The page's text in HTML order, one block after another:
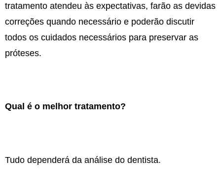
tratamento atendeu às expectativas, farão as devidas
correções quando necessário e poderão discutir
todos os cuidados necessários para preservar as
próteses.
Qual é o melhor tratamento?
Tudo dependerá da análise do dentista.